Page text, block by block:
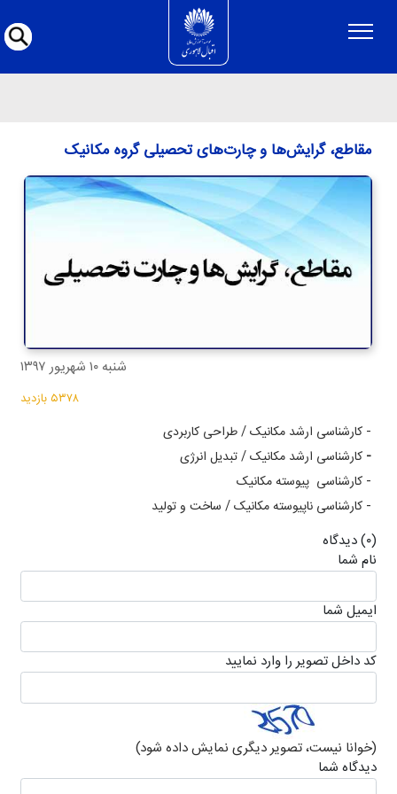
مقاطع، گرایش‌ها و چارت‌های تحصیلی
مقاطع، گرایش‌ها و چارت‌های تحصیلی گروه مکانیک
شنبه ۱۰ شهريور ۱۳۹۷
۵۳۷۸ بازدید
- کارشناسی ارشد مکانیک / طراحی کاربردی
-کارشناسی ارشد مکانیک / تبدیل انرژی
- کارشناسی پیوسته مکانیک
- کارشناسی ناپیوسته مکانیک / ساخت و تولید
(۰) دیدگاه
نام شما
ايميل شما
كد داخل تصویر را وارد نمایید
(خوانا نیست، تصویر دیگری نمایش داده شود)
دیدگاه شما